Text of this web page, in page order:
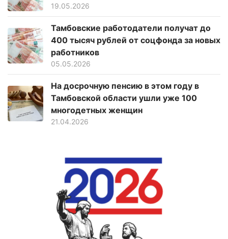
19.05.2026
Тамбовские работодатели получат до
400 тысяч рублей от соцфонда за новых
работников
05.05.2026
На досрочную пенсию в этом году в
Тамбовской области ушли уже 100
многодетных женщин
21.04.2026